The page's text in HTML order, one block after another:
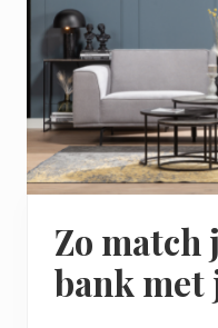
Zo match
bank